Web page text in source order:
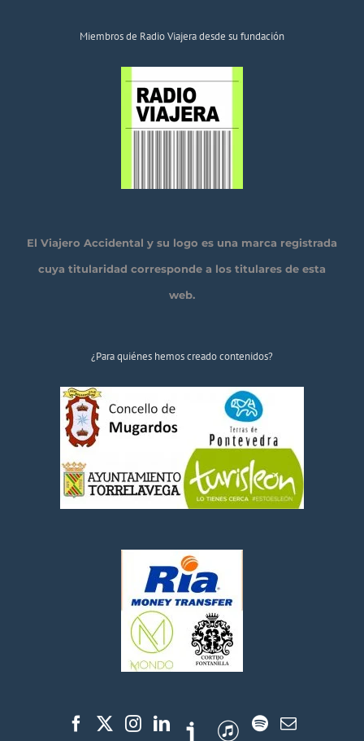
Miembros de Radio Viajera desde su fundación
El Viajero Accidental y su logo es una marca registrada
cuya titularidad corresponde a los titulares de esta
web.
¿Para quiénes hemos creado contenidos?